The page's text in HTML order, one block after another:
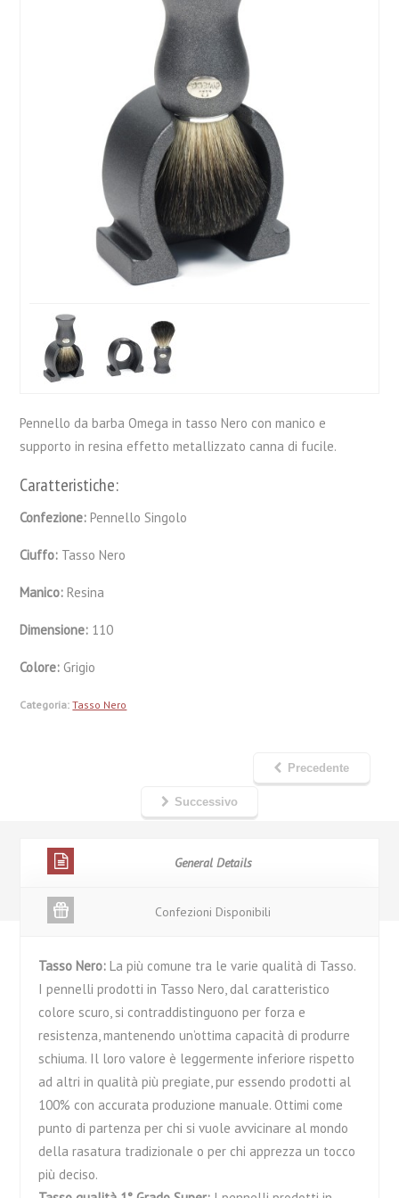
Pennello da barba Omega in tasso Nero con manico e
supporto in resina effetto metallizzato canna di fucile.
Caratteristiche:
Confezione:Pennello Singolo
Ciuffo: Tasso Nero
Manico:Resina
Dimensione: 110
Colore:Grigio
Categoria: Tasso Nero
Precedente
Successivo
General Details
Confezioni Disponibili
Tasso Nero: La più comune tra le varie qualità di Tasso.
I pennelli prodotti in Tasso Nero, dal caratteristico
colore scuro, si contraddistinguono per forza e
resistenza, mantenendo un’ottima capacità di produrre
schiuma. Il loro valore è leggermente inferiore rispetto
ad altri in qualità più pregiate, pur essendo prodotti al
100% con accurata produzione manuale. Ottimi come
punto di partenza per chi si vuole avvicinare al mondo
della rasatura tradizionale o per chi apprezza un tocco
più deciso.